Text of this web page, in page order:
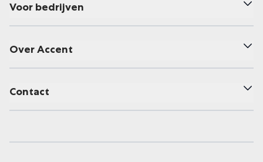
Voor bedrijven
Over Accent
Contact